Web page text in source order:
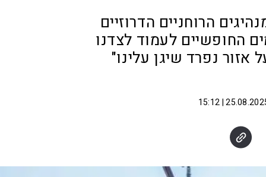
הרוחניים הדרוזיים
החופשיים לעמוד לצדנו
אזור נפרד שיגן עלינו"
25.08.2025 |